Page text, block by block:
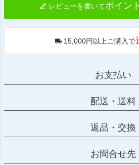
レビューを書いてポイン
15,000円以上ご購入で
お支払い
配送・送料
返品・交換
お問合せ先